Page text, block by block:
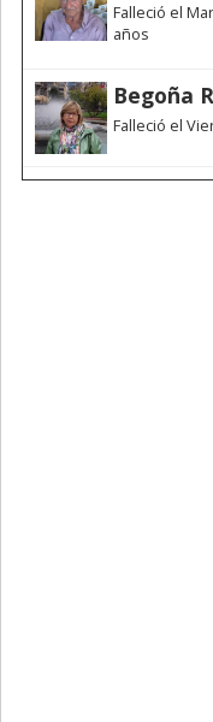
Falleció el
años
Begoña
Falleció el